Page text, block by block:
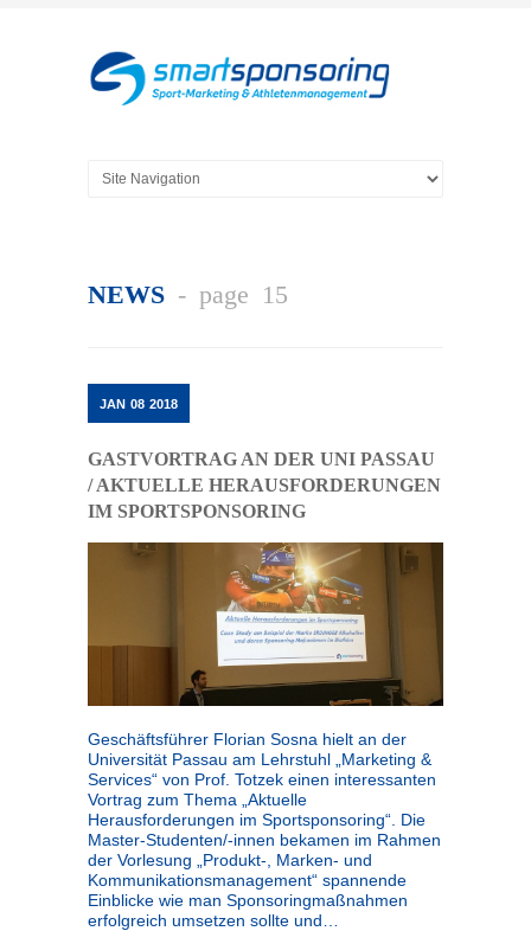
NEWS - page 15
JAN 08 2018
GASTVORTRAG AN DER UNI PASSAU
/ AKTUELLE HERAUSFORDERUNGEN
IM SPORTSPONSORING
Geschäftsführer Florian Sosna hielt an der
Universität Passau am Lehrstuhl „Marketing &
Services“ von Prof. Totzek einen interessanten
Vortrag zum Thema „Aktuelle
Herausforderungen im Sportsponsoring“. Die
Master-Studenten/-innen bekamen im Rahmen
der Vorlesung „Produkt-, Marken- und
Kommunikationsmanagement“ spannende
Einblicke wie man Sponsoringmaßnahmen
erfolgreich umsetzen sollte und…